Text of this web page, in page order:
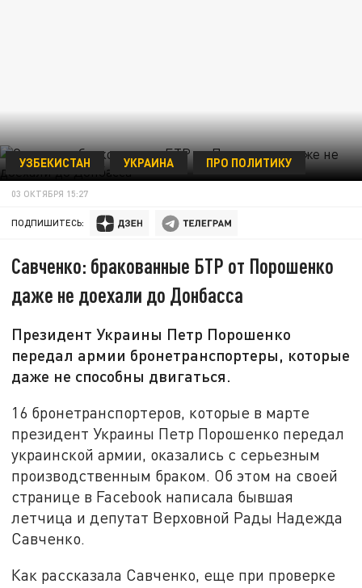
УЗБЕКИСТАН УКРАИНА ПРО ПОЛИТИКУ
03 ОКТЯБРЯ 15:27
ПОДПИШИТЕСЬ:
Савченко: бракованные БТР от Порошенко
даже не доехали до Донбасса
Президент Украины Петр Порошенко
передал армии бронетранспортеры, которые
даже не способны двигаться.
16 бронетранспортеров, которые в марте
президент Украины Петр Порошенко передал
украинской армии, оказались с серьезным
производственным браком. Об этом на своей
странице в Facebook написала бывшая
летчица и депутат Верховной Рады Надежда
Савченко.
Как рассказала Савченко, еще при проверке